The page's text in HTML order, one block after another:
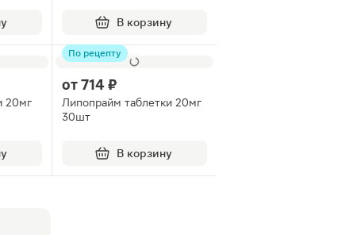
В корзину
20мг
По рецепту
от714 ₽
Липопрайм таблетки 20мг
30шт
В корзину